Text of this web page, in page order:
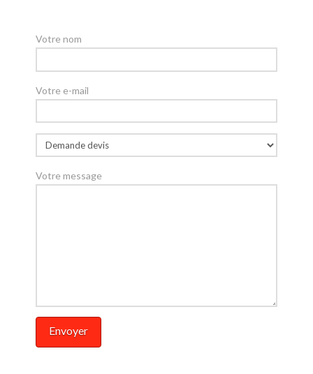
Votre nom
Votre e-mail
Votre message